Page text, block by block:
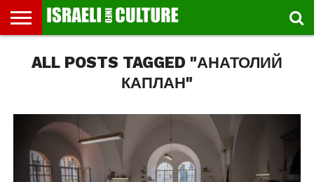
МУЗЕИ
СТРАНА
ФЕСТИВАЛЕЙ
ТЕАТР
КНИГИ.
ТЕКСТЫ
МУЗЫКА
РЕЛИГИЯ/
ИСТОРИЯ
ДВИЖЕНИЕ
ДЕТИ
ВЫХОДНОГО
МАРШРУТЫ
ПРОГУЛЬЩИКА
ВИДЕО-
РЕЧИ
ВПЕЧАТЛЕНИЯ
ВСТРЕЧИ
И
ИНТЕРВЬЮ
КИНО
TEL
AVIV
ALL POSTS TAGGED "АНАТОЛИЙ
КАПЛАН"